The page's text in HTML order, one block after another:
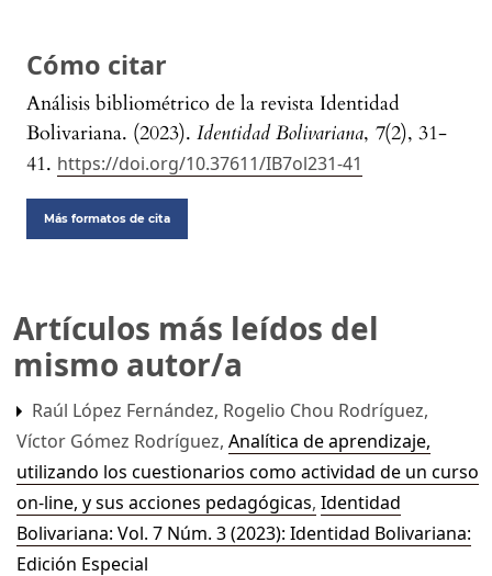
Cómo citar
Análisis bibliométrico de la revista Identidad
Bolivariana. (2023). Identidad Bolivariana, 7(2), 31-
41. https://doi.org/10.37611/IB7ol231-41
Más formatos de cita
Artículos más leídos del
mismo autor/a
Raúl López Fernández, Rogelio Chou Rodríguez,
Víctor Gómez Rodríguez, Analítica de aprendizaje,
utilizando los cuestionarios como actividad de un curso
on-line, y sus acciones pedagógicas, Identidad
Bolivariana: Vol. 7 Núm. 3 (2023): Identidad Bolivariana:
Edición Especial